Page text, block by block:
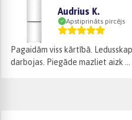
Audrius K.
Apstiprināts pircējs
Pagaidām viss kārtībā.
darbojas. Piegāde mazliet aizk ...